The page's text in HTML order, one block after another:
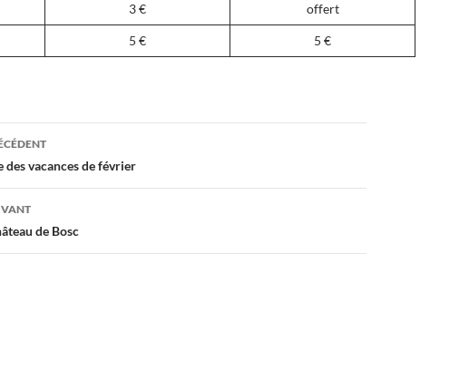
3 € offert
5 € 5 €
des vacances de février
de Bosc